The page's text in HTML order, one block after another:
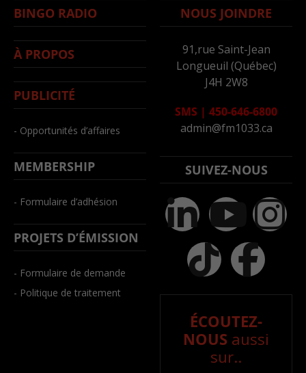
BINGO RADIO
À PROPOS
PUBLICITÉ
- Opportunités d’affaires
MEMBERSHIP
- Formulaire d’adhésion
PROJETS D’ÉMISSION
- Formulaire de demande
- Politique de traitement
NOUS JOINDRE
91,rue Saint-Jean
Longueuil (Québec)
J4H 2W8
SMS | 450-646-6800
admin@fm1033.ca
SUIVEZ-NOUS
ÉCOUTEZ-
NOUS aussi
sur..